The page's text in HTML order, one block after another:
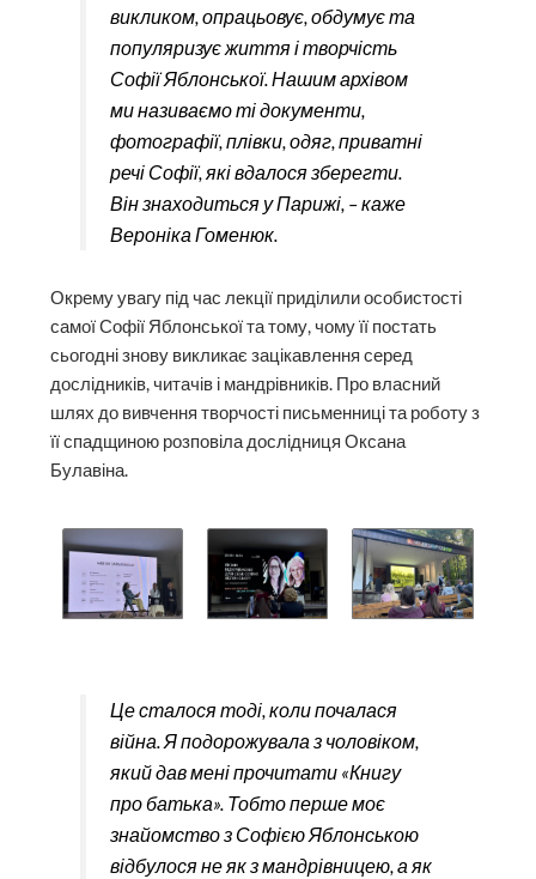
викликом, опрацьовує, обдумує та
популяризує життя і творчість
Софії Яблонської. Нашим архівом
ми називаємо ті документи,
фотографії, плівки, одяг, приватні
речі Софії, які вдалося зберегти.
Він знаходиться у Парижі, – каже
Вероніка Гоменюк.
Окрему увагу під час лекції приділили особистості
самої Софії Яблонської та тому, чому її постать
сьогодні знову викликає зацікавлення серед
дослідників, читачів і мандрівників. Про власний
шлях до вивчення творчості письменниці та роботу з
її спадщиною розповіла дослідниця Оксана
Булавіна.
Це сталося тоді, коли почалася
війна. Я подорожувала з чоловіком,
який дав мені прочитати «Книгу
про батька». Тобто перше моє
знайомство з Софією Яблонською
відбулося не як з мандрівницею, а як